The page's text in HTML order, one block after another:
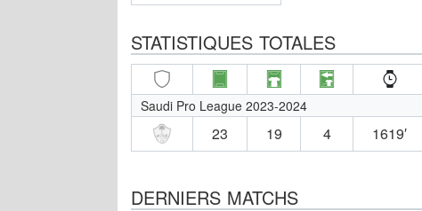
STATISTIQUES TOTALES
Saudi Pro League 2023-2024
23 19 4 1619′
DERNIERS MATCHS